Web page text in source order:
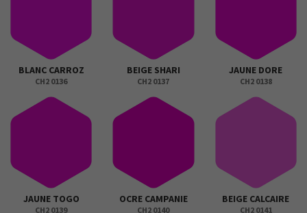
BLANC CARROZ
CH2 0136
BEIGE SHARI
CH2 0137
JAUNE DORE
CH2 0138
JAUNE TOGO
CH2 0139
OCRE CAMPANIE
CH2 0140
BEIGE CALCAIRE
CH2 0141